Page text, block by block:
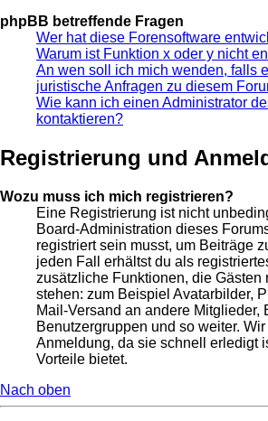
phpBB betreffende Fragen
Wer hat diese Forensoftware
Warum ist Funktion x oder y nicht
An wen soll ich mich wenden, falls
juristische Anfragen zu diesem
Wie kann ich einen Administrator
kontaktieren?
Registrierung und
Wozu muss ich mich registrieren?
Eine Registrierung ist nicht
Board-Administration dieses
registriert sein musst, um Beiträge
jeden Fall erhältst du als
zusätzliche Funktionen, die Gästen
stehen: zum Beispiel Avatarbilder,
Mail-Versand an andere Mitglieder,
Benutzergruppen und so weiter.
Anmeldung, da sie schnell erledigt
Vorteile bietet.
Nach oben